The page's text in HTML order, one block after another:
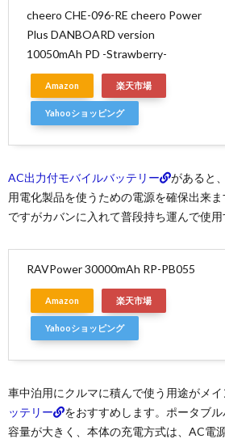
cheero CHE-096-RE cheero Power
Plus DANBOARD version
10050mAh PD -Strawberry-
Amazon 楽天市場
Yahooショッピング
AC出力付モバイルバッテリー
があると
用電化製品を使うための電源を確保出来
ですがカバンに入れて普段持ち運んで使用
RAVPower 30000mAh RP-PB055
Amazon 楽天市場
Yahooショッピング
車中泊用にクルマに積んで使う用途がメ
ッテリー
をおすすめします。ポータブ
容量が大きく、本体の充電方式は、AC電